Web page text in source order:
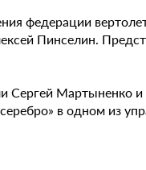
федерации
Пинселин.
Сергей Мартыненко
в одном из